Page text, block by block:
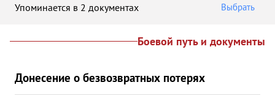
Упоминается в 2 документах Выбрать
Боевой путь и документы
Донесение о безвозвратных потерях